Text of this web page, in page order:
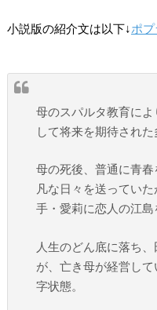
小説版の紹介文は以下↓ポ
母のスパルタ教育によ
して将来を期待された
母の死後、普通に青
凡な日々を送ってい
手・愛莉に恋人の江島
人生のどん底に落ち
が、亡き母が経営し
字状態。